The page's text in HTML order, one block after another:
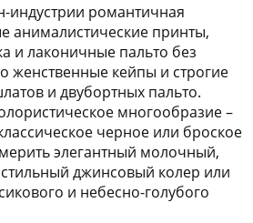
индустрии романтичная
анималистические принты,
и лаконичные пальто без
женственные кейпы и строгие
и двубортных пальто.
многообразие –
черное или броское
элегантный молочный,
джинсовый колер или
и небесно-голубого